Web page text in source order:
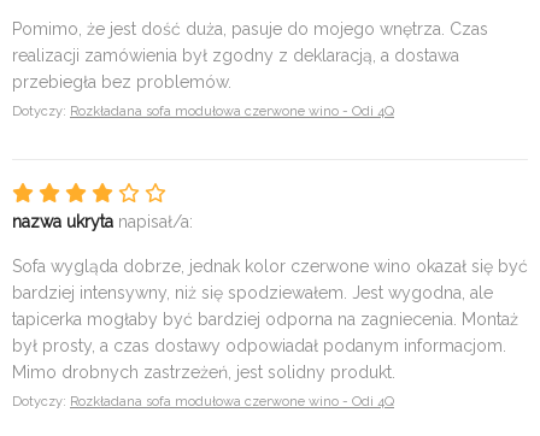
Pomimo, że jest dość duża, pasuje do mojego wnętrza. Czas
realizacji zamówienia był zgodny z deklaracją, a dostawa
przebiegła bez problemów.
Dotyczy: Rozkładana sofa modułowa czerwone wino - Odi 4Q
nazwa ukryta napisał/a:
Sofa wygląda dobrze, jednak kolor czerwone wino okazał się być
bardziej intensywny, niż się spodziewałem. Jest wygodna, ale
tapicerka mogłaby być bardziej odporna na zagniecenia. Montaż
był prosty, a czas dostawy odpowiadał podanym informacjom.
Mimo drobnych zastrzeżeń, jest solidny produkt.
Dotyczy: Rozkładana sofa modułowa czerwone wino - Odi 4Q